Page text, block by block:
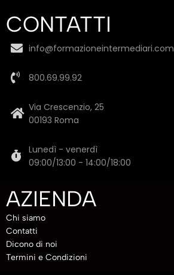
CONTATTI
info@formazioneintermediari.com
800.69.99.92
Via Crescenzio, 25
00193 Roma
Lunedì - venerdì
09:00/13:00 - 14:00/18:00
AZIENDA
Chi siamo
Contatti
Dicono di noi
Termini e Condizioni